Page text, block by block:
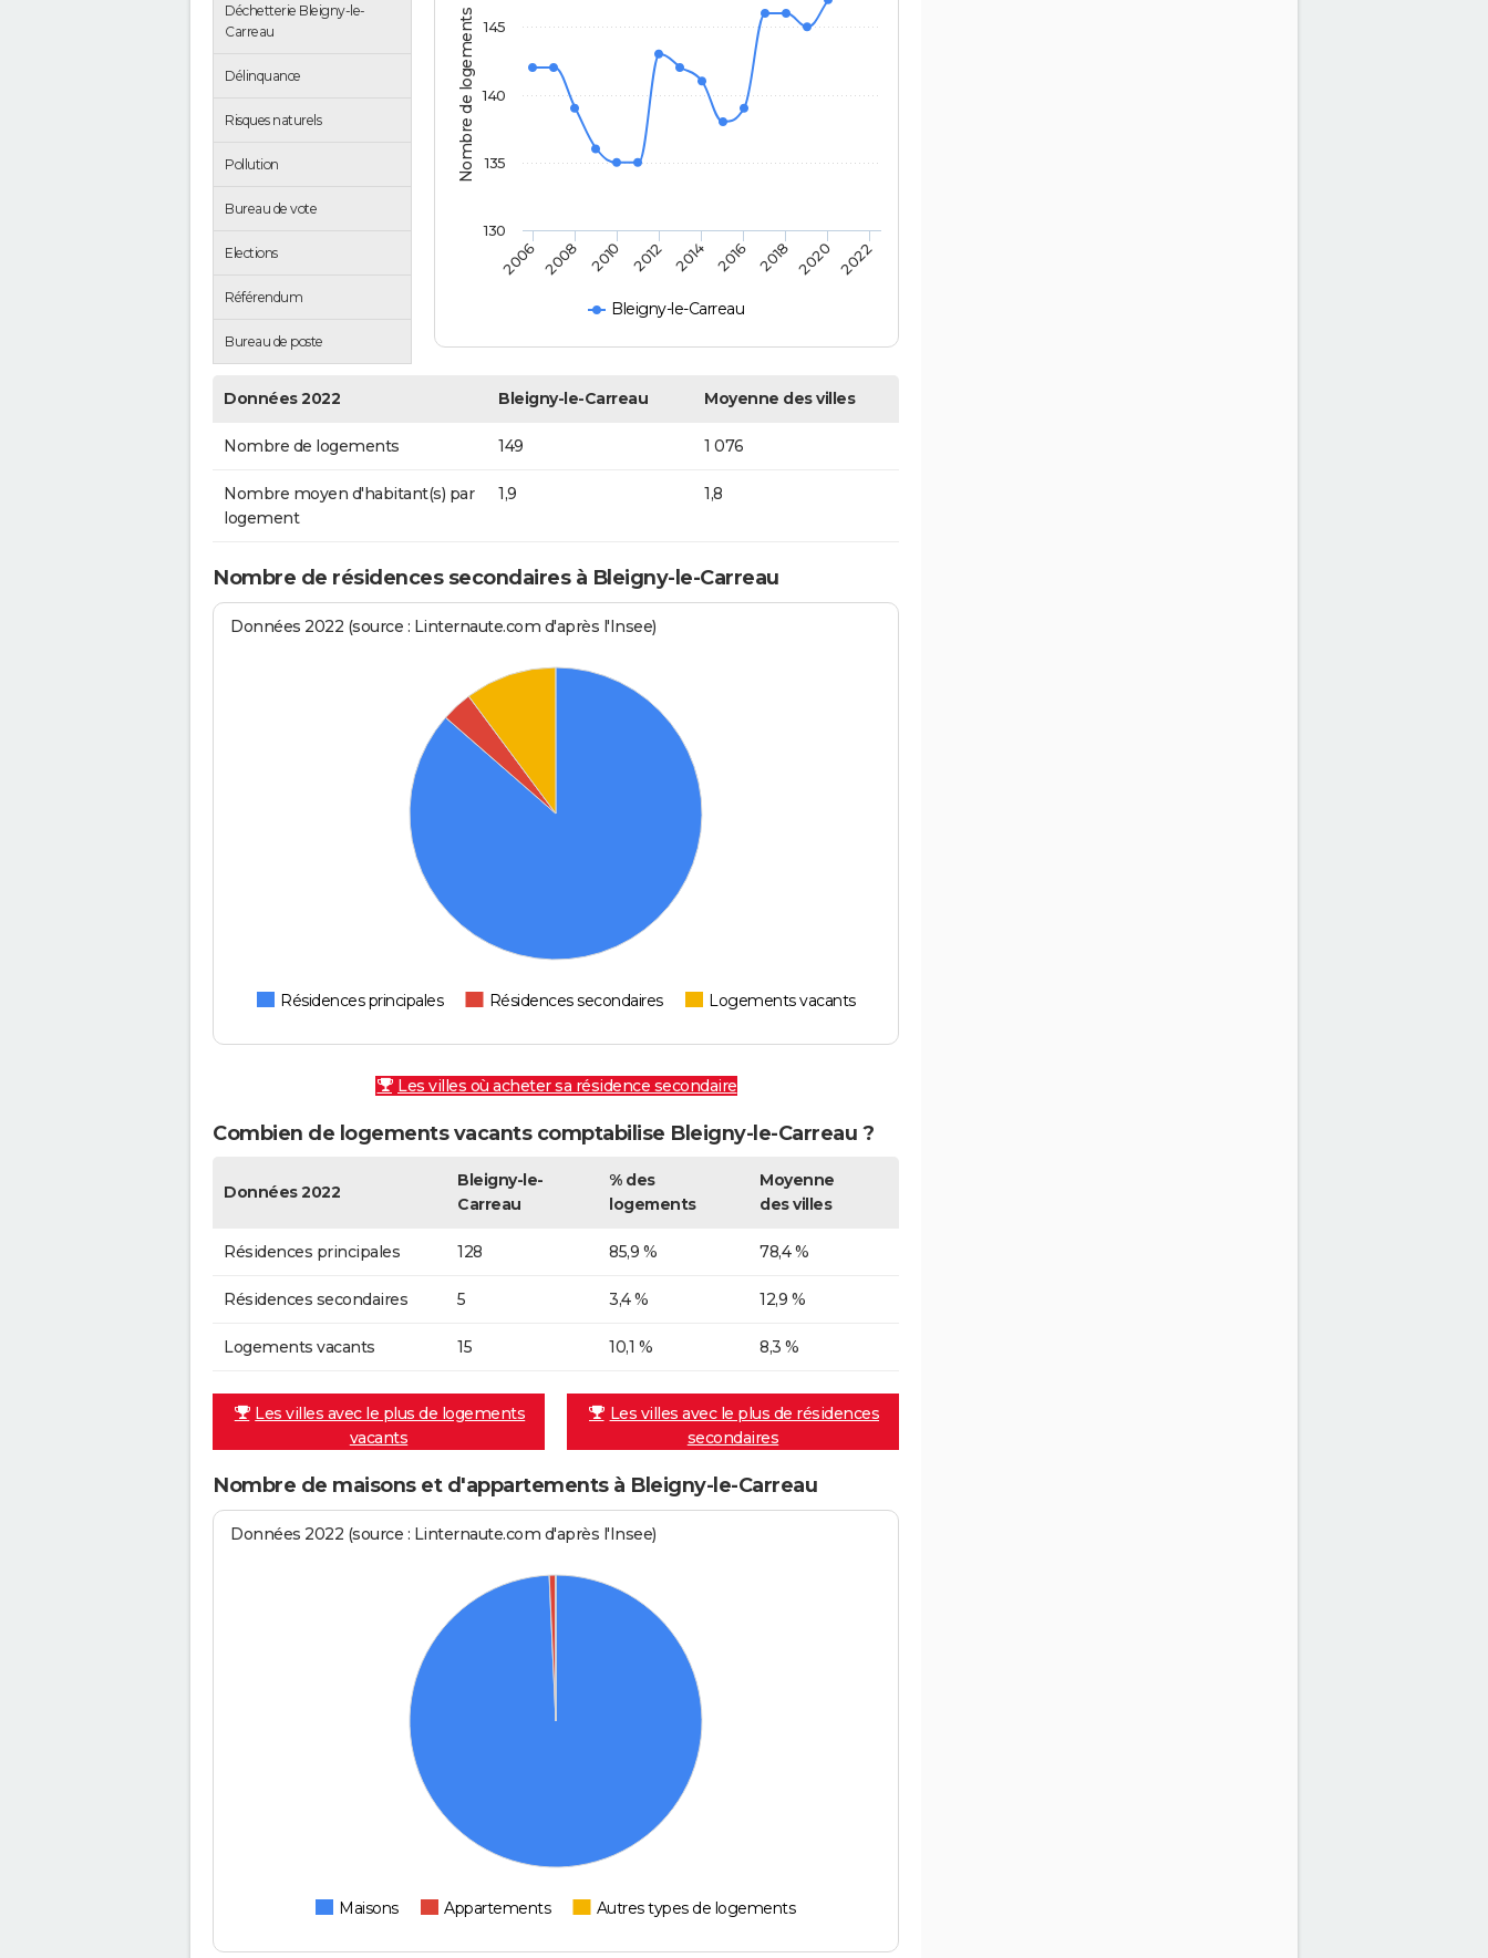
Déchetterie Bleigny-le-
Carreau
Délinquance
Risques naturels
Pollution
Bureau de vote
Elections
Référendum
Bureau de poste
Nombre de logements
Bleigny-le-Carreau
2006 2008 2010 2012 2014 2016 2018 2020 2022
130
135
140
145
Données 2022 Bleigny-le-Carreau Moyenne des villes
Nombre de logements 149 1 076
Nombre moyen d'habitant(s) par
logement
1,9 1,8
Nombre de résidences secondaires à Bleigny-le-Carreau
Données 2022 (source : Linternaute.com d'après l'Insee)
Résidences principales Résidences secondaires Logements vacants
Les villes où acheter sa résidence secondaire
Combien de logements vacants comptabilise Bleigny-le-Carreau ?
Données 2022
Bleigny-le-
Carreau
% des
logements
Moyenne
des villes
Résidences principales 128 85,9 % 78,4 %
Résidences secondaires 5 3,4 % 12,9 %
Logements vacants 15 10,1 % 8,3 %
Les villes avec le plus de logements
vacants
Les villes avec le plus de résidences
secondaires
Nombre de maisons et d'appartements à Bleigny-le-Carreau
Données 2022 (source : Linternaute.com d'après l'Insee)
Maisons Appartements Autres types de logements